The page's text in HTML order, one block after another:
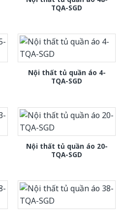
TQA-SGD
Nội thất tủ quần áo 4-
TQA-SGD
Nội thất tủ quần áo 20-
TQA-SGD